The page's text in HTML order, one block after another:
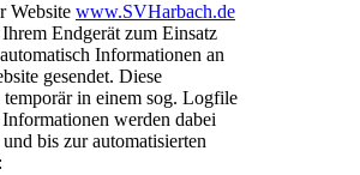
Website www.SVHarbach.de
Endgerät zum Einsatz
Informationen an
gesendet. Diese
in einem sog. Logfile
werden dabei
bis zur automatisierten